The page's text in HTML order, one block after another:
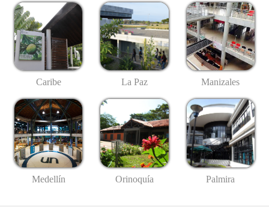
Caribe La Paz Manizales
Medellín Orinoquía Palmira